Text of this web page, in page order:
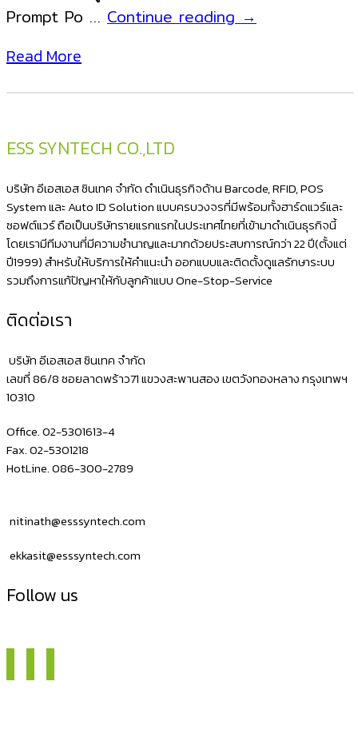
Prompt Po … Continue readingNITA
พิมพ์
ติด
กล่อง
ไปรษณีย์
ผ่าน
ระบบ
ชื่อ
→
Read More
ESS SYNTECH CO.,LTD
บริษัท อีเอสเอส ซินเทค จำกัด ดำเนินธุรกิจด้าน Barcode, RFID, POS
System และ Auto ID Solution แบบครบวงจรที่มีพร้อมทั้งฮาร์ดแวร์และ
ซอฟต์แวร์ ถือเป็นบริษัทรายแรกแรกในประเทศไทยที่เข้ามาดำเนินธุรกิจนี้
โดยเรามีทีมงานที่มีความชำนาญและมากด้วยประสบการณ์กว่า 22 ปี(ตั้งแต่
ปี1999) สำหรับให้บริการให้คำแนะนำ ออกแบบและติดตั้งดูแลรักษาระบบ
รวมถึงการแก้ปัญหาให้กับลูกค้าแบบ One-Stop-Service
ติดต่อเรา
บริษัท อีเอสเอส ซินเทค จำกัด
เลขที่ 86/8 ซอยลาดพร้าว71 แขวงสะพานสอง เขตวังทองหลาง กรุงเทพฯ
10310
Office. 02-5301613-4
Fax. 02-5301218
HotLine. 086-300-2789
nitinath@esssyntech.com
ekkasit@esssyntech.com
Follow us